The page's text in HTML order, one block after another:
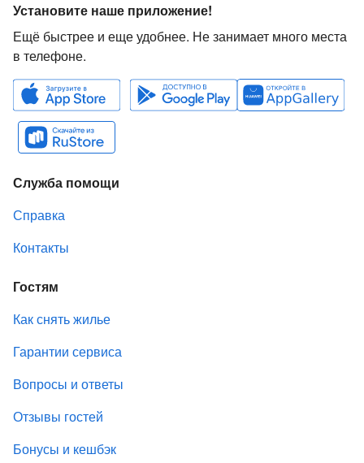
Установите наше приложение!
Ещё быстрее и еще удобнее. Не занимает много места
в телефоне.
Служба помощи
Справка
Контакты
Гостям
Как снять жилье
Гарантии сервиса
Вопросы и ответы
Отзывы гостей
Бонусы и кешбэк